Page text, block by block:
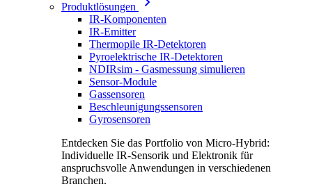
Produktlösungen
IR-Komponenten
IR-Emitter
Thermopile IR-Detektoren
Pyroelektrische IR-Detektoren
NDIRsim - Gasmessung simulieren
Sensor-Module
Gassensoren
Beschleunigungssensoren
Gyrosensoren
Entdecken Sie das Portfolio von Micro-Hybrid:
Individuelle IR-Sensorik und Elektronik für
anspruchsvolle Anwendungen in verschiedenen
Branchen.